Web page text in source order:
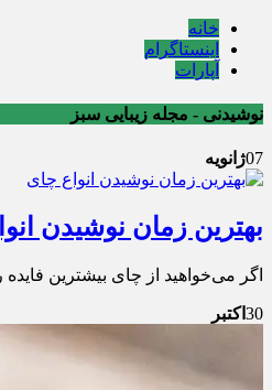
خانه
اینستاگرام
آپارات
نوشیدنی - مجله زیبایی سبز
07ژانویه
بهترین زمان نوشیدن
اگر می‌خواهید از چای بیشترین
30اکتبر